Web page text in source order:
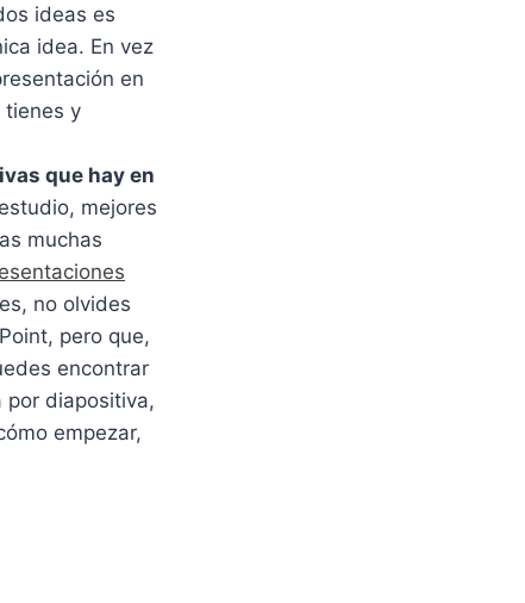
ideas es
idea. En vez
en
tienes y
que hay en
mejores
muchas
no olvides
pero que,
encontrar
por diapositiva,
empezar,